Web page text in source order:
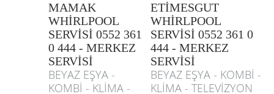
MAMAK
WHİRLPOOL
SERVİSİ 0552 361
0 444 - MERKEZ
SERVİSİ
ETİMESGUT
WHİRLPOOL
SERVİSİ 0552 361 0
444 - MERKEZ
SERVİSİ
BEYAZ EŞYA -
KOMBİ - KLİMA -
BEYAZ EŞYA - KOMBİ -
KLİMA - TELEVİZYON